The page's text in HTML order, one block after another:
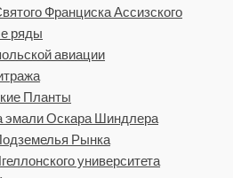
Франциска Ассизского
ряды
авиации
Планты
эмали Оскара Шиндлера
Рынка
университета